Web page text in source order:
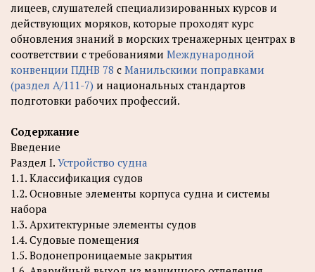
лицеев, слушателей специализированных курсов и
действующих моряков, которые проходят курс
обновления знаний в морских тренажерных центрах в
соответствии с требованиями Международной
конвенции ПДНВ 78 с Манильскими поправками
(раздел А/111-7) и национальных стандартов
подготовки рабочих профессий.
Содержание
Введение
Раздел I. Устройство судна
1.1. Классификация судов
1.2. Основные элементы корпуса судна и системы
набора
1.3. Архитектурные элементы судов
1.4. Судовые помещения
1.5. Водонепроницаемые закрытия